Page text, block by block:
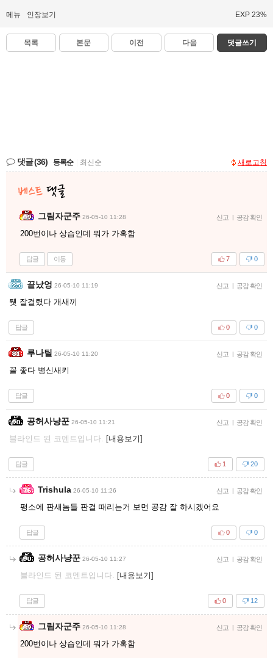
메뉴 인장보기 EXP 23%
목록 본문 이전 다음 댓글쓰기
댓글(36) 등록순 최신순 새로고침
그림자군주 26-05-10 11:28 신고 | 공감 확인
200번이나 상습인데 뭐가 가혹함
답글 이동 0
7
끝났엉 26-05-10 11:19 신고 | 공감 확인
퉷 잘걸렸다 개새끼
답글 0
0
루나틸 26-05-10 11:20 신고 | 공감 확인
꼴 좋다 병신새키
답글 0
0
공허사냥꾼 26-05-10 11:21 신고 | 공감 확인
블라인드 된 코멘트입니다. [내용보기]
답글 20
1
Trishula 26-05-10 11:26 신고 | 공감 확인
평소에 판새놈들 판결 때리는거 보면 공감 잘 하시겠어요
답글 0
0
공허사냥꾼 26-05-10 11:27 신고 | 공감 확인
블라인드 된 코멘트입니다. [내용보기]
답글 12
0
그림자군주 26-05-10 11:28 신고 | 공감 확인
200번이나 상습인데 뭐가 가혹함